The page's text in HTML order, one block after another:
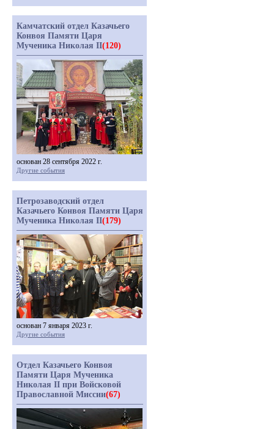
Камчатский отдел Казачьего
Конвоя Памяти Царя
Мученика Николая II(120)
основан 28 сентября 2022 г.
Другие события
Петрозаводский отдел
Казачьего Конвоя Памяти Царя
Мученика Николая II(179)
основан 7 января 2023 г.
Другие события
Отдел Казачьего Конвоя
Памяти Царя Мученика
Николая II при Войсковой
Православной Миссии(67)